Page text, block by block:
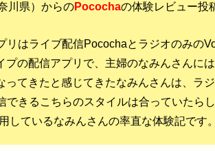
川県）からのPocochaの体験レビュー投
リはライブ配信Pocochaとラジオのみの
の配信アプリで、主婦のなみんさんに
ってきたと感じてきたなみんさんは、ラ
できるこちらのスタイルは合っていたら
しているなみんさんの率直な体験記です。